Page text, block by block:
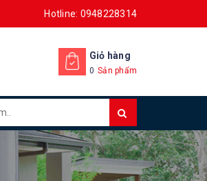
Hotline: 0948228314
Giỏ hàng
0 Sản phẩm